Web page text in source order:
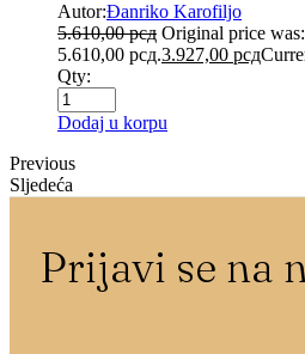
Autor:Đanriko Karofiljo
5.610,00рсд Original price was:
5.610,00 рсд.3.927,00 рсд
Qty:
Dodaj u korpu
Previous
Sljedeća
Prijavi se na